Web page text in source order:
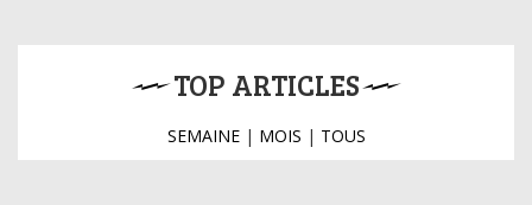
TOP ARTICLES
SEMAINE| MOIS | TOUS